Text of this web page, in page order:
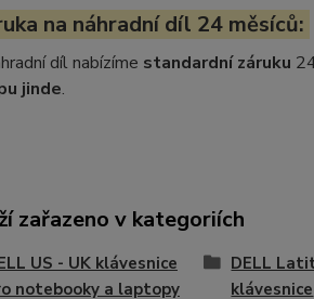
na náhradní díl 24 měsíců:
díl nabízíme standardní záruku
jinde.
zařazeno v kategoriích
US - UK klávesnice
notebooky a laptopy
DELL
klávesnice